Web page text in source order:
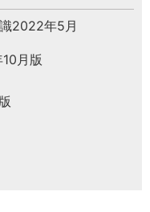
2022年5月
月版